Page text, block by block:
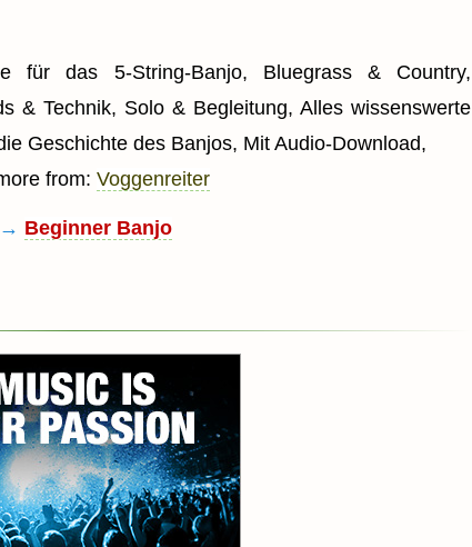
für das 5-String-Banjo, Bluegrass & Country,
& Technik, Solo & Begleitung, Alles wissenswerte
Geschichte des Banjos, Mit Audio-Download,
from: Voggenreiter
Beginner Banjo